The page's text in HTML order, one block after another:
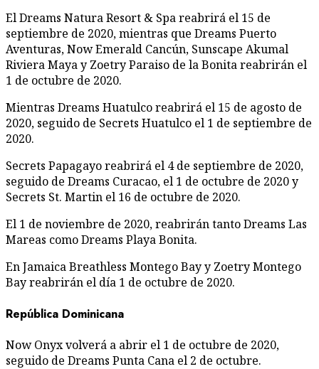
El Dreams Natura Resort & Spa reabrirá el 15 de
septiembre de 2020, mientras que Dreams Puerto
Aventuras, Now Emerald Cancún, Sunscape Akumal
Riviera Maya y Zoetry Paraiso de la Bonita reabrirán el
1 de octubre de 2020.
Mientras Dreams Huatulco reabrirá el 15 de agosto de
2020, seguido de Secrets Huatulco el 1 de septiembre de
2020.
Secrets Papagayo reabrirá el 4 de septiembre de 2020,
seguido de Dreams Curacao, el 1 de octubre de 2020 y
Secrets St. Martin el 16 de octubre de 2020.
El 1 de noviembre de 2020, reabrirán tanto Dreams Las
Mareas como Dreams Playa Bonita.
En Jamaica Breathless Montego Bay y Zoetry Montego
Bay reabrirán el día 1 de octubre de 2020.
República Dominicana
Now Onyx volverá a abrir el 1 de octubre de 2020,
seguido de Dreams Punta Cana el 2 de octubre.